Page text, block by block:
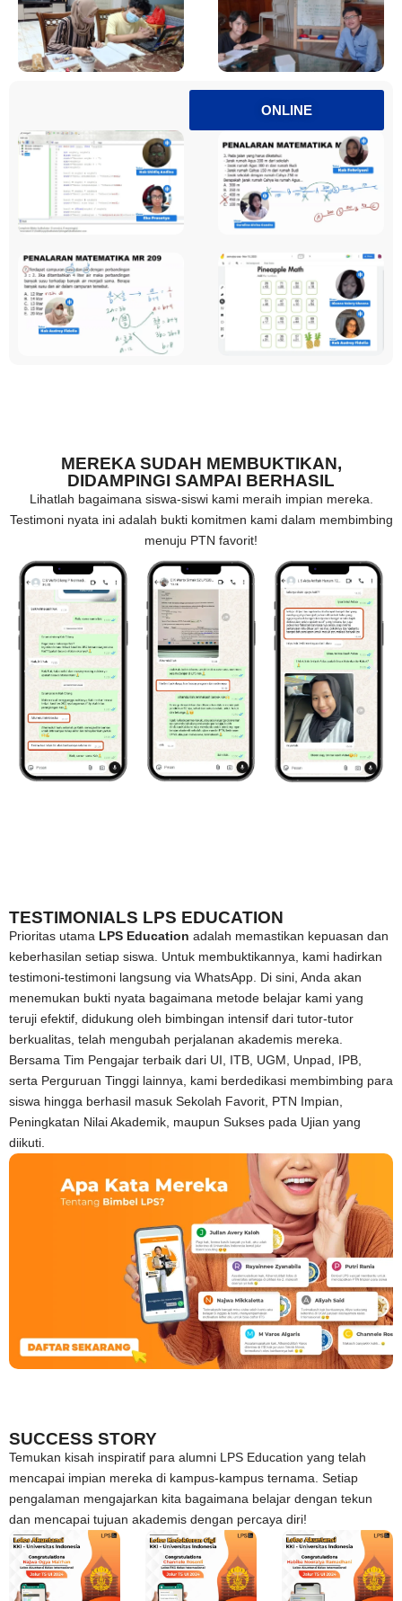
ONLINE
MEREKA SUDAH MEMBUKTIKAN,
DIDAMPINGI SAMPAI BERHASIL
Lihatlah bagaimana siswa-siswi kami meraih impian mereka.
Testimoni nyata ini adalah bukti komitmen kami dalam membimbing
menuju PTN favorit!
TESTIMONIALS LPS EDUCATION
Prioritas utama LPS Education adalah memastikan kepuasan dan
keberhasilan setiap siswa. Untuk membuktikannya, kami hadirkan
testimoni-testimoni langsung via WhatsApp. Di sini, Anda akan
menemukan bukti nyata bagaimana metode belajar kami yang
teruji efektif, didukung oleh bimbingan intensif dari tutor-tutor
berkualitas, telah mengubah perjalanan akademis mereka.
Bersama Tim Pengajar terbaik dari UI, ITB, UGM, Unpad, IPB,
serta Perguruan Tinggi lainnya, kami berdedikasi membimbing para
siswa hingga berhasil masuk Sekolah Favorit, PTN Impian,
Peningkatan Nilai Akademik, maupun Sukses pada Ujian yang
diikuti.
SUCCESS STORY
Temukan kisah inspiratif para alumni LPS Education yang telah
mencapai impian mereka di kampus-kampus ternama. Setiap
pengalaman mengajarkan kita bagaimana belajar dengan tekun
dan mencapai tujuan akademis dengan percaya diri!